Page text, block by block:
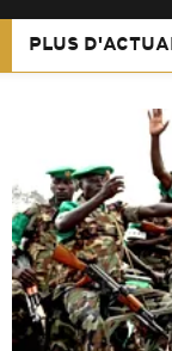
PLUS